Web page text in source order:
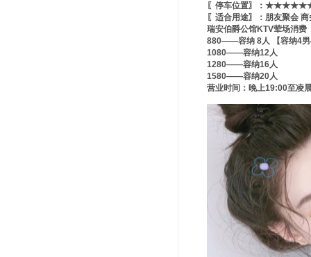
〖停车位置〗：
〖适合用途〗：朋友聚会
瑞安伯爵公馆KTV荤场消费
880——容纳 8人 【容纳4男
1080——容纳12人
1280——容纳16人
1580——容纳20人
营业时间：晚上19:00至凌